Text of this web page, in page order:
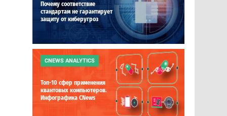
Почему соответствие
стандартам не гарантирует
защиту от киберугроз
CNEWS ANALYTICS
Топ-10 сфер применения
квантовых компьютеров.
Инфографика CNews